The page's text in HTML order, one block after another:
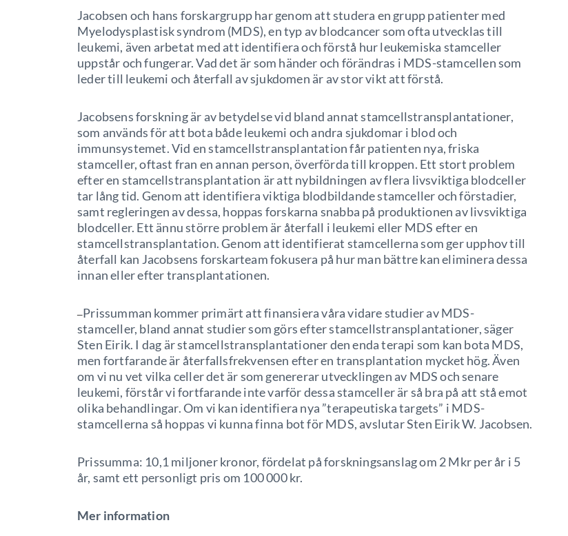
Jacobsen och hans forskargrupp har genom att studera en grupp patienter med
Myelodysplastisk syndrom (MDS), en typ av blodcancer som ofta utvecklas till
leukemi, även arbetat med att identifiera och förstå hur leukemiska stamceller
uppstår och fungerar. Vad det är som händer och förändras i MDS-stamcellen som
leder till leukemi och återfall av sjukdomen är av stor vikt att förstå.
Jacobsens forskning är av betydelse vid bland annat stamcellstransplantationer,
som används för att bota både leukemi och andra sjukdomar i blod och
immunsystemet. Vid en stamcellstransplantation får patienten nya, friska
stamceller, oftast fran en annan person, överförda till kroppen. Ett stort problem
efter en stamcellstransplantation är att nybildningen av flera livsviktiga blodceller
tar lång tid. Genom att identifiera viktiga blodbildande stamceller och förstadier,
samt regleringen av dessa, hoppas forskarna snabba på produktionen av livsviktiga
blodceller. Ett ännu större problem är återfall i leukemi eller MDS efter en
stamcellstransplantation. Genom att identifierat stamcellerna som ger upphov till
återfall kan Jacobsens forskarteam fokusera på hur man bättre kan eliminera dessa
innan eller efter transplantationen.
–Prissumman kommer primärt att finansiera våra vidare studier av MDS-
stamceller, bland annat studier som görs efter stamcellstransplantationer, säger
Sten Eirik. I dag är stamcellstransplantationer den enda terapi som kan bota MDS,
men fortfarande är återfallsfrekvensen efter en transplantation mycket hög. Även
om vi nu vet vilka celler det är som genererar utvecklingen av MDS och senare
leukemi, förstår vi fortfarande inte varför dessa stamceller är så bra på att stå emot
olika behandlingar. Om vi kan identifiera nya ”terapeutiska targets” i MDS-
stamcellerna så hoppas vi kunna finna bot för MDS, avslutar Sten Eirik W. Jacobsen.
Prissumma: 10,1 miljoner kronor, fördelat på forskningsanslag om 2 Mkr per år i 5
år, samt ett personligt pris om 100 000 kr.
Mer information